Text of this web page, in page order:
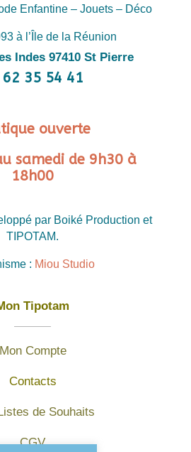
Enfantine – Jouets – Déco
à l’Île de la Réunion
Indes 97410 St Pierre
62 35 54 41
ouverte
samedi de 9h30 à
18h00
par Boiké Production et
TIPOTAM.
: Miou Studio
Tipotam
Mon Compte
Contacts
de Souhaits
CGV